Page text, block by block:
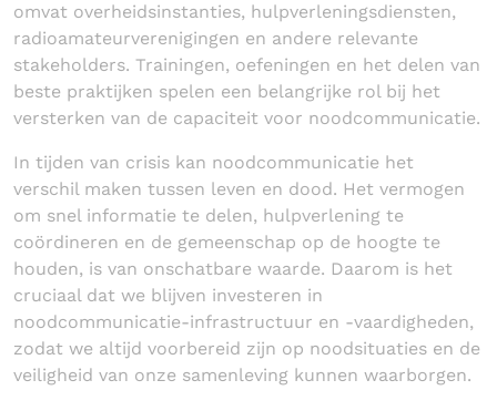
omvat overheidsinstanties, hulpverleningsdiensten,
radioamateurverenigingen en andere relevante
stakeholders. Trainingen, oefeningen en het delen van
beste praktijken spelen een belangrijke rol bij het
versterken van de capaciteit voor noodcommunicatie.
In tijden van crisis kan noodcommunicatie het
verschil maken tussen leven en dood. Het vermogen
om snel informatie te delen, hulpverlening te
coördineren en de gemeenschap op de hoogte te
houden, is van onschatbare waarde. Daarom is het
cruciaal dat we blijven investeren in
noodcommunicatie-infrastructuur en -vaardigheden,
zodat we altijd voorbereid zijn op noodsituaties en de
veiligheid van onze samenleving kunnen waarborgen.